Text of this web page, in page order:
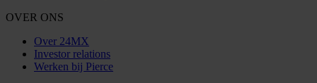
OVER ONS
Over 24MX
Investor relations
Werken bij Pierce